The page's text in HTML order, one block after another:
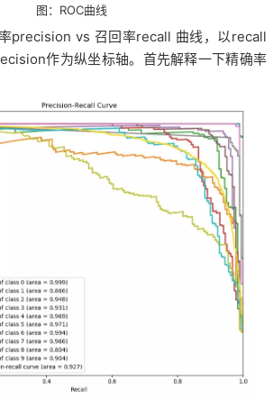
图：ROC曲线
precision vs 召回率recall 曲线，以recall
作为纵坐标轴。首先解释一下精确率